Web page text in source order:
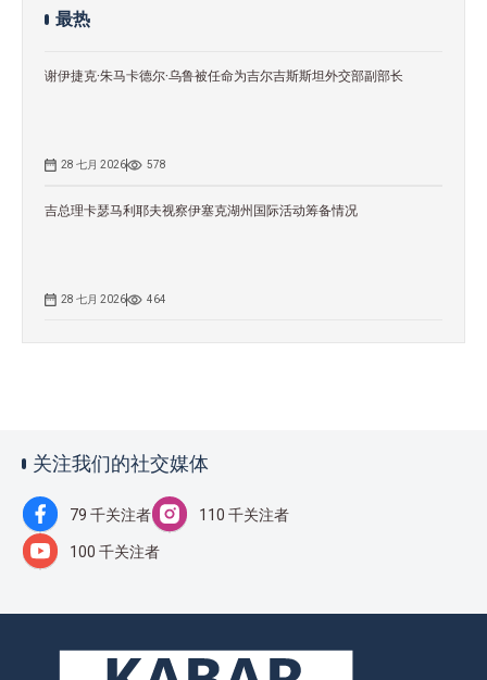
最热
谢伊捷克·朱马卡德尔·乌鲁被任命为吉尔吉斯斯坦外交部副部长
28 七月 2026 578
吉总理卡瑟马利耶夫视察伊塞克湖州国际活动筹备情况
28 七月 2026 464
关注我们的社交媒体
79 千关注者 110 千关注者
100 千关注者